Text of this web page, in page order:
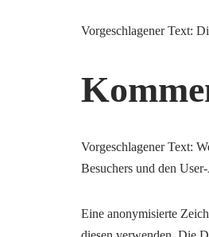
Vorgeschlagener Text:
Vorgeschlagener Text:
Besuchers und den
Eine anonymisierte